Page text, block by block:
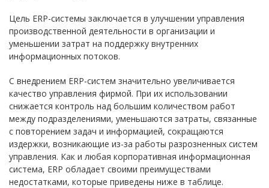
Цель ERP-системы заключается в улучшении управления
производственной деятельности в организации и
уменьшении затрат на поддержку внутренних
информационных потоков.
С внедрением ERP-систем значительно увеличивается
качество управления фирмой. При их использовании
снижается контроль над большим количеством работ
между подразделениями, уменьшаются затраты, связанные
с повторением задач и информацией, сокращаются
издержки, возникающие из-за работы разрозненных систем
управления. Как и любая корпоративная информационная
система, ERP обладает своими преимуществами
недостатками, которые приведены ниже в таблице.